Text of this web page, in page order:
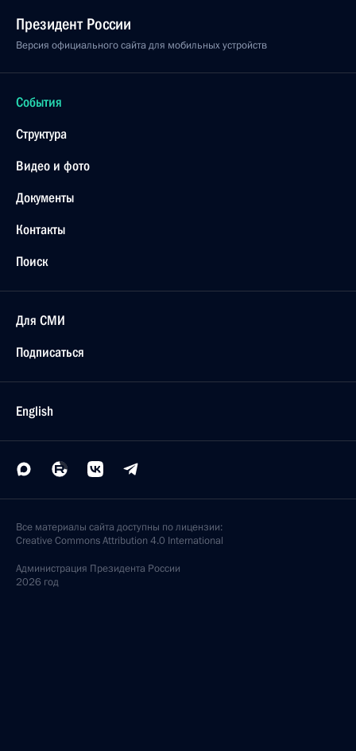
Президент России
Версия официального сайта для мобильных устройств
События
Структура
Видео и фото
Документы
Контакты
Поиск
Для СМИ
Подписаться
English
Все материалы сайта доступны по лицензии:
Creative Commons Attribution 4.0 International
Администрация Президента России
2026 год